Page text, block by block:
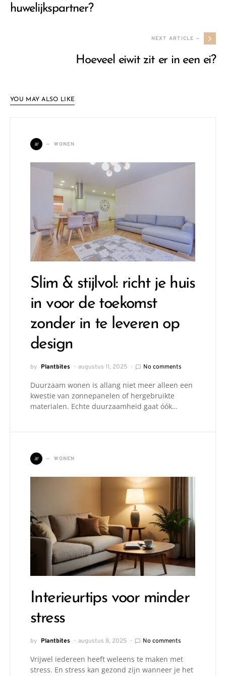
huwelijkspartner?
NEXT ARTICLE —
Hoeveel eiwit zit er in een ei?
YOU MAY ALSO LIKE
W WONEN
Slim & stijlvol: richt je huis
in voor de toekomst
zonder in te leveren op
design
by Plantbites augustus 11, 2025 No comments
Duurzaam wonen is allang niet meer alleen een
kwestie van zonnepanelen of hergebruikte
materialen. Echte duurzaamheid gaat óók…
W WONEN
Interieurtips voor minder
stress
by Plantbites augustus 8, 2025 No comments
Vrijwel iedereen heeft weleens te maken met
stress. En stress kan gezond zijn wanneer je het